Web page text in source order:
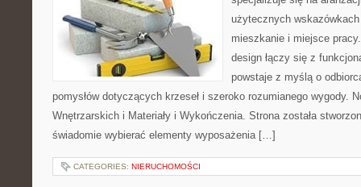
użytecznych
mieszkanie i miejsce
design łączy się z
powstaje z myślą o
pomysłów dotyczących krzeseł i szeroko rozumianego wygody.
Wnętrzarskich i Materiały i Wykończenia. Strona została
świadomie wybierać elementy wyposażenia […]
CATEGORIES: NIERUCHOMOŚCI